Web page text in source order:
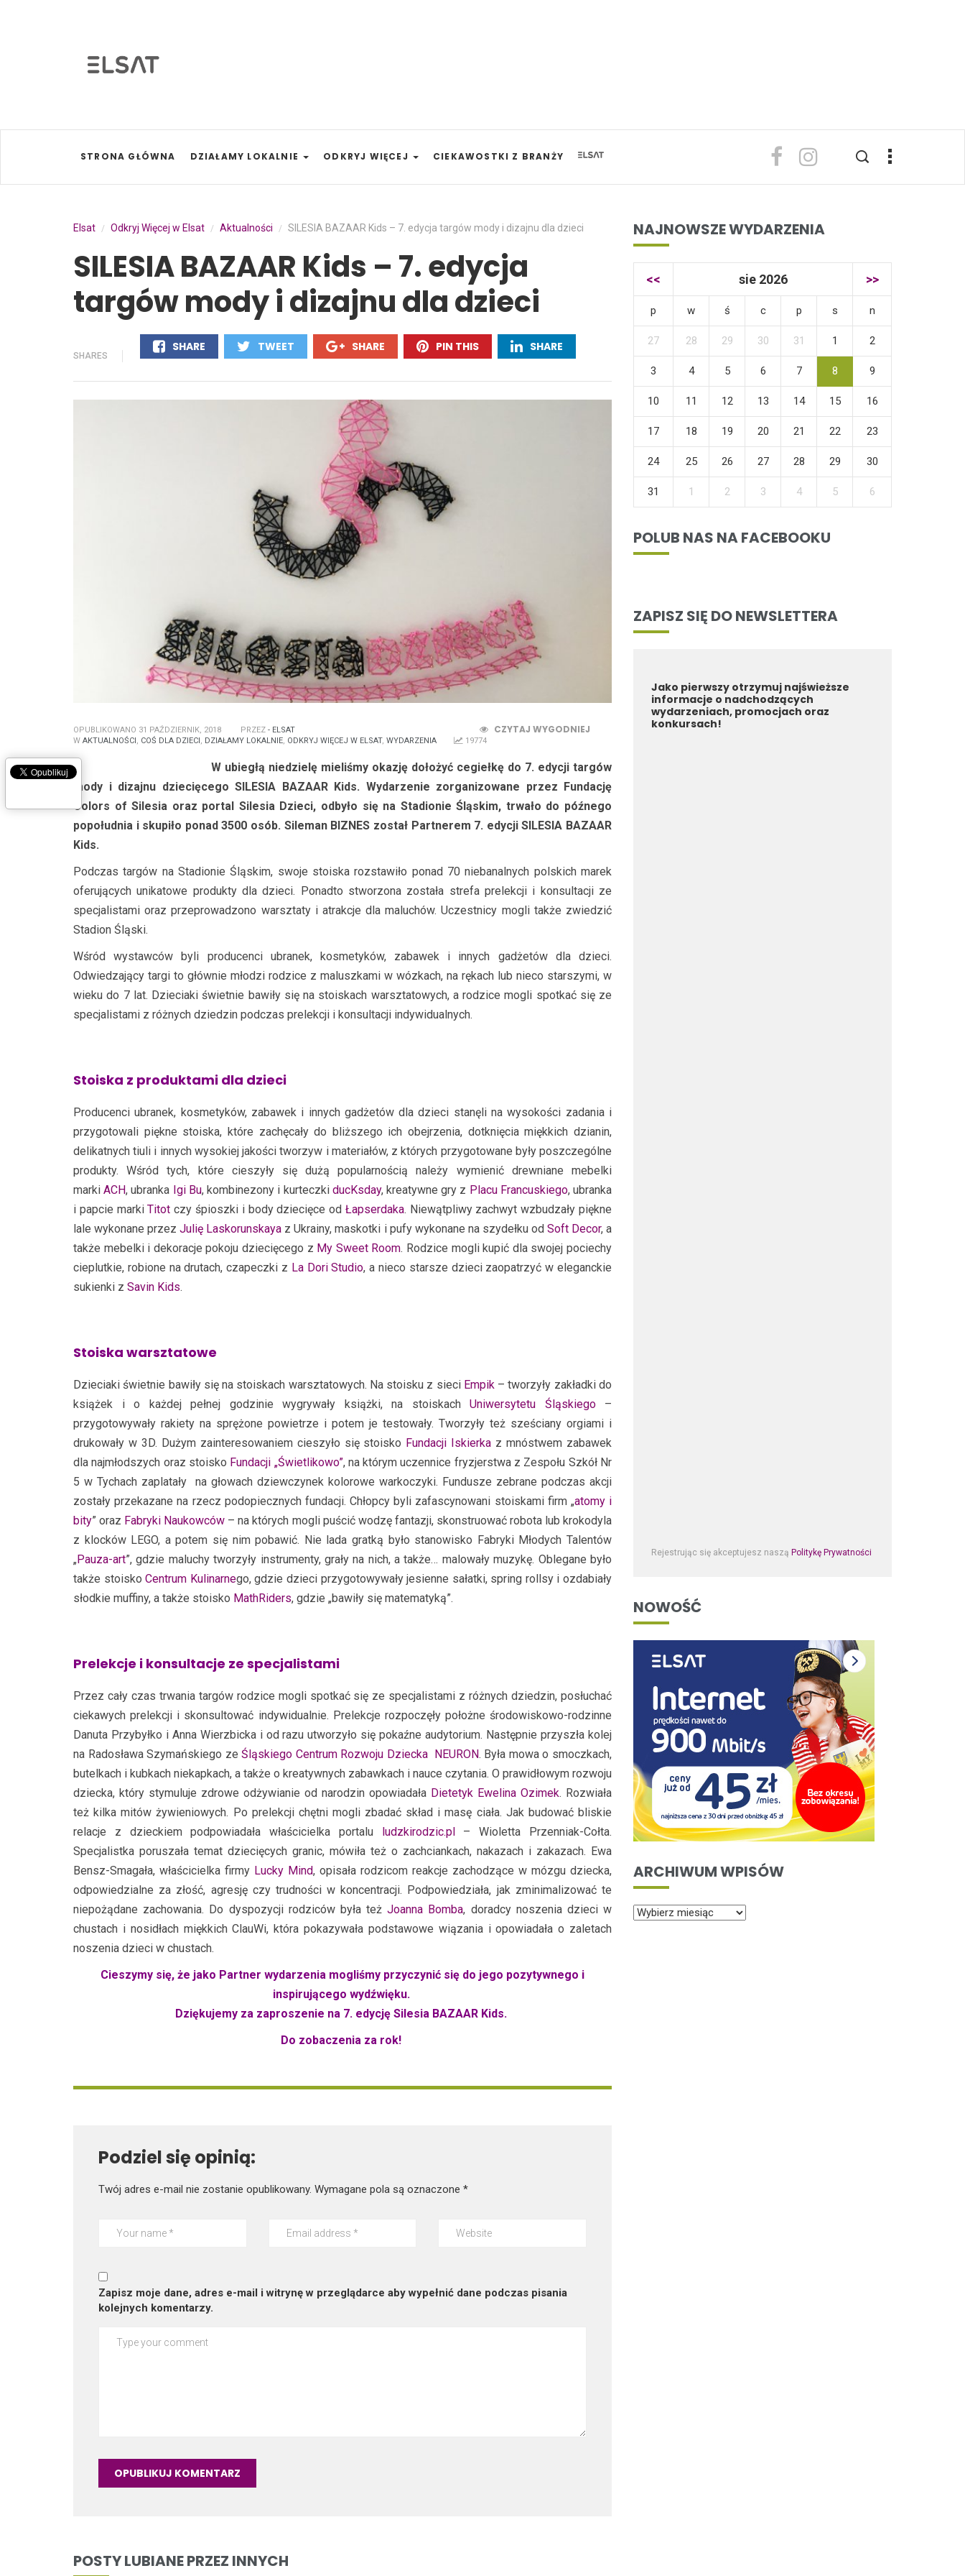
STRONA GŁÓWNA DZIAŁAMY LOKALNIE ODKRYJ WIĘCEJ CIEKAWOSTKI Z BRANŻY
Elsat / Odkryj Więcej w Elsat / Aktualności / SILESIA BAZAAR Kids – 7. edycja targów mody i dizajnu dla dzieci
SILESIA BAZAAR Kids – 7. edycja
targów mody i dizajnu dla dzieci
SHARES
SHARE
TWEET
SHARE PIN THIS SHARE
OPUBLIKOWANO 31 PAŹDZIERNIK, 2018 PRZEZ - ELSAT
W AKTUALNOŚCI , COŚ DLA DZIECI , DZIAŁAMY LOKALNIE, ODKRYJ WIĘCEJ W ELSAT, WYDARZENIA 19774
CZYTAJ WYGODNIEJ
W ubiegłą niedzielę mieliśmy okazję dołożyć cegiełkę do 7. edycji targów
mody i dizajnu dziecięcego SILESIA BAZAAR Kids. Wydarzenie zorganizowane przez Fundację
Colors of Silesia oraz portal Silesia Dzieci, odbyło się na Stadionie Śląskim, trwało do późnego
popołudnia i skupiło ponad 3500 osób. Sileman BIZNES został Partnerem 7. edycji SILESIA BAZAAR
Kids.
Podczas targów na Stadionie Śląskim, swoje stoiska rozstawiło ponad 70 niebanalnych polskich marek
oferujących unikatowe produkty dla dzieci. Ponadto stworzona została strefa prelekcji i konsultacji ze
specjalistami oraz przeprowadzono warsztaty i atrakcje dla maluchów. Uczestnicy mogli także zwiedzić
Stadion Śląski.
Wśród wystawców byli producenci ubranek, kosmetyków, zabawek i innych gadżetów dla dzieci.
Odwiedzający targi to głównie młodzi rodzice z maluszkami w wózkach, na rękach lub nieco starszymi, w
wieku do 7 lat. Dzieciaki świetnie bawiły się na stoiskach warsztatowych, a rodzice mogli spotkać się ze
specjalistami z różnych dziedzin podczas prelekcji i konsultacji indywidualnych.
Stoiska z produktami dla dzieci
Producenci ubranek, kosmetyków, zabawek i innych gadżetów dla dzieci stanęli na wysokości zadania i
przygotowali piękne stoiska, które zachęcały do bliższego ich obejrzenia, dotknięcia miękkich dzianin,
delikatnych tiuli i innych wysokiej jakości tworzyw i materiałów, z których przygotowane były poszczególne
produkty. Wśród tych, które cieszyły się dużą popularnością należy wymienić drewniane mebelki
marki ACH, ubranka Igi Bu, kombinezony i kurteczki ducKsday, kreatywne gry z Placu Francuskiego, ubranka
i papcie markiTitotczy śpioszki i body dziecięce od Łapserdaka. Niewątpliwy zachwyt wzbudzały piękne
lale wykonane przezJulię Laskorunskaya z Ukrainy, maskotki i pufy wykonane na szydełku od Soft Decor, a
także mebelki i dekoracje pokoju dziecięcego z My Sweet Room. Rodzice mogli kupić dla swojej pociechy
cieplutkie, robione na drutach, czapeczki z La Dori Studio, a nieco starsze dzieci zaopatrzyć w eleganckie
sukienki z Savin Kids.
Stoiska warsztatowe
Dzieciaki świetnie bawiły się na stoiskach warsztatowych. Na stoisku z sieci Empik– tworzyły zakładki do
książek i o każdej pełnej godzinie wygrywały książki, na stoiskach Uniwersytetu Śląskiego–
przygotowywały rakiety na sprężone powietrze i potem je testowały. Tworzyły też sześciany orgiami i
drukowały w 3D. Dużym zainteresowaniem cieszyło się stoisko Fundacji Iskierka z mnóstwem zabawek
dla najmłodszych oraz stoisko Fundacji „Świetlikowo”, na którym uczennice fryzjerstwa z Zespołu Szkół Nr
5 w Tychach zaplatały na głowach dziewczynek kolorowe warkoczyki. Fundusze zebrane podczas akcji
zostały przekazane na rzecz podopiecznych fundacji. Chłopcy byli zafascynowani stoiskami firm „atomy i
bity” oraz Fabryki Naukowców – na których mogli puścić wodzę fantazji, skonstruować robota lub krokodyla
z klocków LEGO, a potem się nim pobawić. Nie lada gratką było stanowisko Fabryki Młodych Talentów
„Pauza-art”, gdzie maluchy tworzyły instrumenty, grały na nich, a także… malowały muzykę. Oblegane było
także stoiskoCentrum Kulinarnego, gdzie dzieci przygotowywały jesienne sałatki, spring rollsy i ozdabiały
słodkie muffiny, a także stoisko MathRiders, gdzie „bawiły się matematyką”.
Prelekcje i konsultacje ze specjalistami
Przez cały czas trwania targów rodzice mogli spotkać się ze specjalistami z różnych dziedzin, posłuchać
ciekawych prelekcji i skonsultować indywidualnie. Prelekcje rozpoczęły położne środowiskowo-rodzinne
Danuta Przybyłko i Anna Wierzbicka i od razu utworzyło się pokaźne audytorium. Następnie przyszła kolej
na Radosława Szymańskiego zeŚląskiego Centrum Rozwoju Dziecka NEURON. Była mowa o smoczkach,
butelkach i kubkach niekapkach, a także o kreatywnych zabawkach i nauce czytania. O prawidłowym rozwoju
dziecka, który stymuluje zdrowe odżywianie od narodzin opowiadała Dietetyk Ewelina Ozimek. Rozwiała
też kilka mitów żywieniowych. Po prelekcji chętni mogli zbadać skład i masę ciała. Jak budować bliskie
relacje z dzieckiem podpowiadała właścicielka portalu ludzkirodzic.pl– Wioletta Przenniak-Cołta.
Specjalistka poruszała temat dziecięcych granic, mówiła też o zachciankach, nakazach i zakazach. Ewa
Bensz-Smagała, właścicielka firmy Lucky Mind, opisała rodzicom reakcje zachodzące w mózgu dziecka,
odpowiedzialne za złość, agresję czy trudności w koncentracji. Podpowiedziała, jak zminimalizować te
niepożądane zachowania. Do dyspozycji rodziców była teżJoanna Bomba, doradcy noszenia dzieci w
chustach i nosidłach miękkich ClauWi, która pokazywała podstawowe wiązania i opowiadała o zaletach
noszenia dzieci w chustach.
Cieszymy się, że jako Partner wydarzenia mogliśmy przyczynić się do jego pozytywnego i
inspirującego wydźwięku.
Dziękujemy za zaproszenie na 7. edycję Silesia BAZAAR Kids.
Do zobaczenia za rok!
Podziel się opinią:
Twój adres e-mail nie zostanie opublikowany. Wymagane pola są oznaczone *
Zapisz moje dane, adres e-mail i witrynę w przeglądarce aby wypełnić dane podczas pisania
kolejnych komentarzy.
POSTY LUBIANE PRZEZ INNYCH
NAJNOWSZE WYDARZENIA
<< sie 2026 >>
p w ś c p s n
27 28 29 30 31 1 2
3 4 5 6 7 8 9
10 11 12 13 14 15 16
17 18 19 20 21 22 23
24 25 26 27 28 29 30
31 1 2 3 4 5 6
POLUB NAS NA FACEBOOKU
ZAPISZ SIĘ DO NEWSLETTERA
Jako pierwszy otrzymuj najświeższe
informacje o nadchodzących
wydarzeniach, promocjach oraz
konkursach!
Rejestrując się akceptujesz naszą Politykę Prywatności
NOWOŚĆ
ARCHIWUM WPISÓW